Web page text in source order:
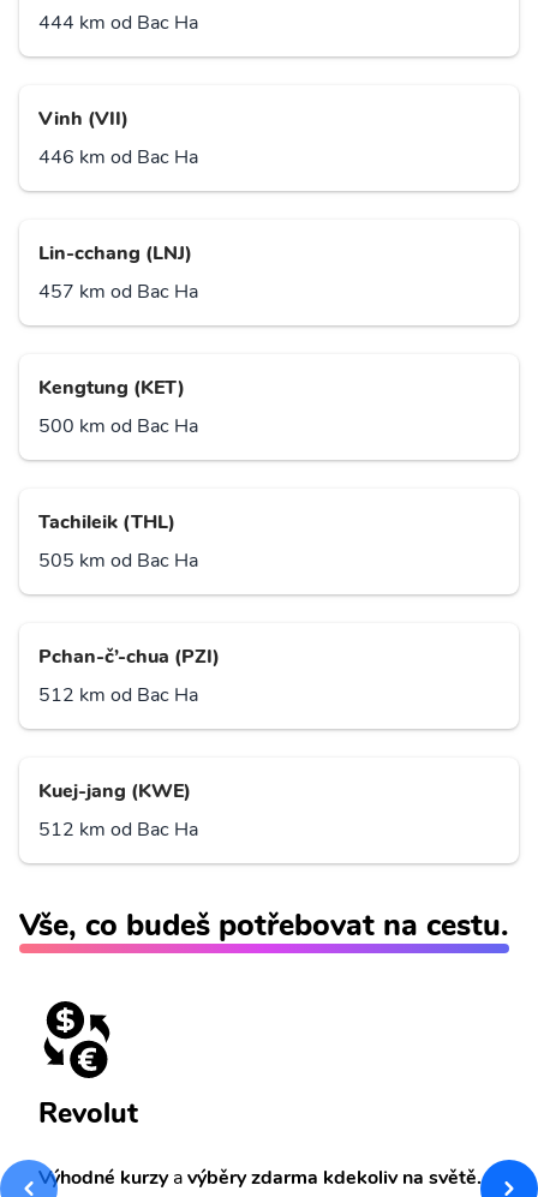
444 km od Bac Ha
Vinh (VII)
446 km od Bac Ha
Lin-cchang (LNJ)
457 km od Bac Ha
Kengtung (KET)
500 km od Bac Ha
Tachileik (THL)
505 km od Bac Ha
Pchan-č’-chua (PZI)
512 km od Bac Ha
Kuej-jang (KWE)
512 km od Bac Ha
Vše, co budeš potřebovat na cestu.
Revolut
Výhodné kurzyavýběry zdarma kdekoliv na světě.